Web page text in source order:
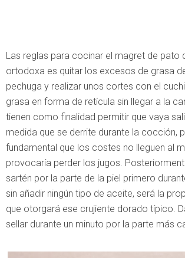
Las reglas para cocinar el magret de pato
ortodoxa es quitar los excesos de grasa
pechuga y realizar unos cortes con el
grasa en forma de retícula sin llegar a la
tienen como finalidad permitir que vaya
medida que se derrite durante la cocción,
fundamental que los costes no lleguen al
provocaría perder los jugos.
sartén por la parte de la piel primero
sin añadir ningún tipo de aceite, será la
que otorgará ese crujiente dorado típico.
sellar durante un minuto por la parte más